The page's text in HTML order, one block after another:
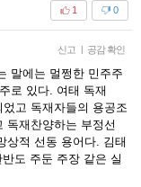
0
1
신고 | 공감 확인
말에는 멀쩡한 민주주
로 있다. 여태 독재
고 독재자들의 용공조
독재찬양하는 부정선
상적 선동 용어다. 김태
도 주둔 주장 같은 실